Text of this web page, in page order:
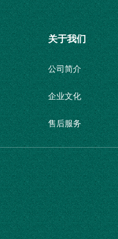
关于我们
公司简介
企业文化
售后服务
联系我们